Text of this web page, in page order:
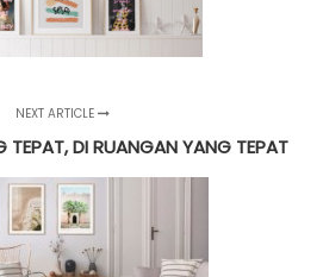
NEXT ARTICLE
TEPAT, DI RUANGAN YANG TEPAT